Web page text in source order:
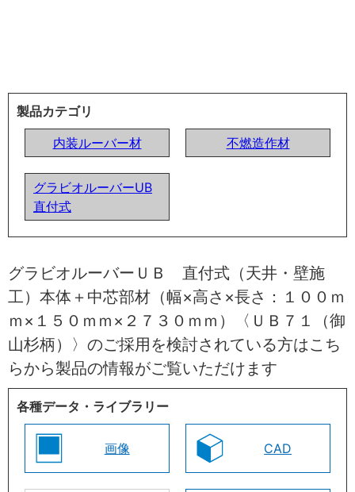
製品カテゴリ
内装ルーバー材
不燃造作材
グラビオルーバーUB
直付式
グラビオルーバーＵＢ 直付式（天井・壁施
工）本体＋中芯部材（幅×高さ×長さ：１００ｍ
ｍ×１５０ｍｍ×２７３０ｍｍ）〈ＵＢ７１（御
山杉柄）〉のご採用を検討されている方はこち
らから製品の情報がご覧いただけます
各種データ・ライブラリー
画像 CAD